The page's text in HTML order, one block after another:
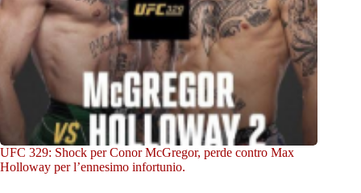
UFC 329: Shock per Conor McGregor, perde contro Max
Holloway per l’ennesimo infortunio.